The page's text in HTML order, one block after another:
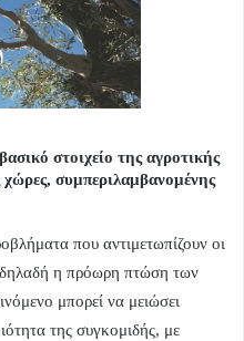
στοιχείο της αγροτικής
χώρες, συμπεριλαμβανομένης
που αντιμετωπίζουν οι
δηλαδή η πρόωρη πτώση των
μπορεί να μειώσει
της συγκομιδής, με